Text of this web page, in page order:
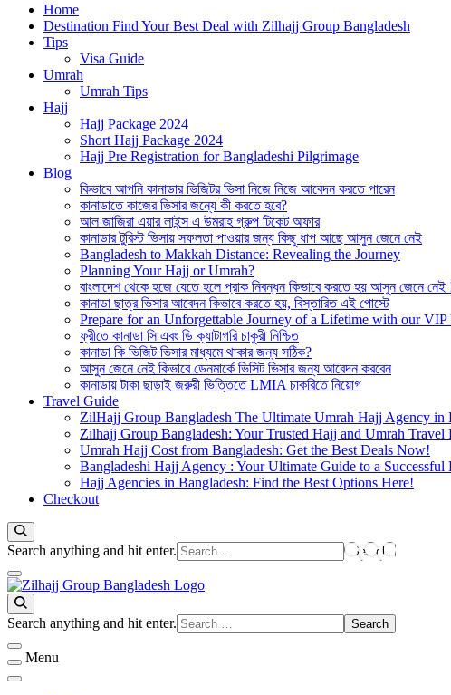
জিলহজ্জ গ্রুপ বাংলাদেশ
Best Hajj Umrah Travel Tour Agent in Bangladesh
Home
Destination Find Your Best Deal with Zilhajj Group Bangladesh
Tips
Visa Guide
Umrah
Umrah Tips
Hajj
Hajj Package 2024
Short Hajj Package 2024
Hajj Pre Registration for Bangladeshi Pilgrimage
Blog
কিভাবে আপনি কানাডার ভিজিটর ভিসা নিজে নিজে আবেদন করতে পারেন
কানাডাতে কাজের ভিসার জন্যে কী করতে হবে?
আল জাজিরা এয়ার লাইন্স এ উমরাহ গ্রুপ টিকেট অফার
কানাডার টুরিস্ট ভিসায় সফলতা পাওয়ার জন্য কিছু ধাপ আছে আসুন জেনে নেই
Bangladesh to Makkah Distance: Revealing the Journey
Planning Your Hajj or Umrah?
বাংলাদেশ থেকে হজে যেতে হলে প্রাক নিবন্ধন কিভাবে করতে হয় আসুন জেনে নেই
কানাডা ছাত্র ভিসার আবেদন কিভাবে করতে হয়, বিস্তারিত এই পোস্টে
Prepare for an Unforgettable Journey of a Lifetime with our VIP
ফ্রীতে কানাডা সি এবং ডি ক্যাটাগরি চাকুরী নিশ্চিত
কানাডা কি ভিজিট ভিসার মাধ্যমে থাকার জন্য সঠিক?
আসুন জেনে নেই কিভাবে ডেনমার্কে ভিসিট ভিসার জন্য আবেদন করবেন
কানাডায় টাকা ছাড়াই জরুরী ভিত্তিতে LMIA চাকরিতে নিয়োগ
Travel Guide
ZilHajj Group Bangladesh The Ultimate Umrah Hajj Agency in
Zilhajj Group Bangladesh: Your Trusted Hajj and Umrah Travel
Umrah Hajj Cost from Bangladesh: Get the Best Deals Now!
Bangladeshi Hajj Agency : Your Ultimate Guide to a Successful
Hajj Agencies in Bangladesh: Find the Best Options Here!
Checkout
Looking
Something?
Search anything and hit enter.
জিলহজ্জ গ্রুপ বাংলাদেশ
Best Hajj Umrah Travel Tour Agent in Bangladesh
Looking
Something?
Search anything and hit enter.
Menu